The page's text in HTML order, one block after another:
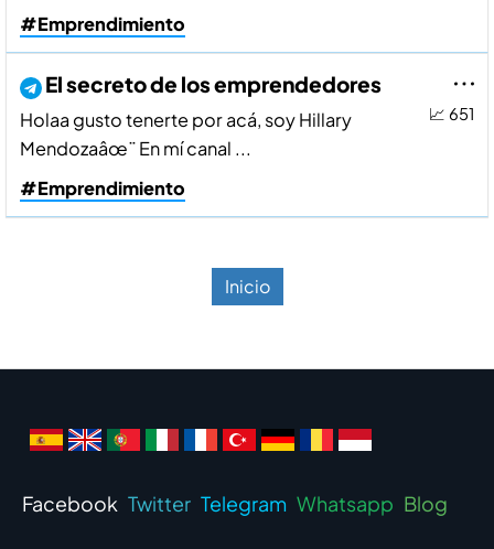
#Emprendimiento
📈 651
El secreto de los emprendedores
Holaa gusto tenerte por acá, soy Hillary
Mendozaâœ¨ En mí­ canal ...
#Emprendimiento
Inicio
Facebook Twitter Telegram Whatsapp Blog